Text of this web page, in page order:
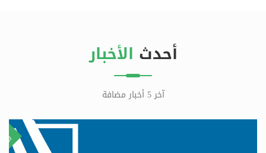
أحدث الأخبار
آخر 5 أخبار مضافة